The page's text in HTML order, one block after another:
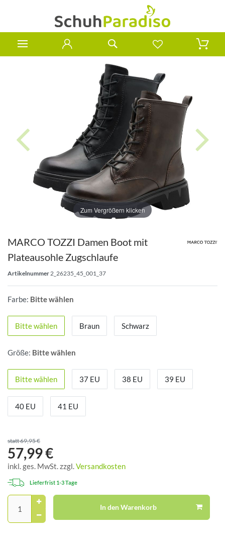
Zum Vergrößern klicken
MARCO TOZZI Damen Boot mit
Plateausohle Zugschlaufe
Artikelnummer 2_26235_45_001_37
Farbe: Bitte wählen
Bitte wählen Braun Schwarz
Größe: Bitte wählen
Bitte wählen 37 EU 38 EU 39 EU
40 EU 41 EU
statt 69,95 €
57,99 €
inkl. ges. MwSt. zzgl.Versandkosten
Lieferfrist 1-3 Tage
In den Warenkorb